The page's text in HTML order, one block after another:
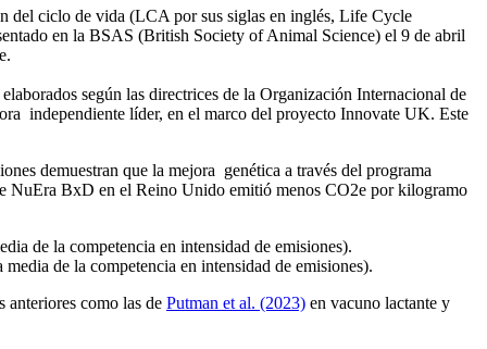
del ciclo de vida (LCA por sus siglas en inglés, Life Cycle
en la BSAS (British Society of Animal Science) el 9 de abril
según las directrices de la Organización Internacional de
independiente líder, en el marco del proyecto Innovate UK. Este
demuestran que la mejora genética a través del programa
NuEra BxD en el Reino Unido emitió menos CO2e por kilogramo
de la competencia en intensidad de emisiones).
de la competencia en intensidad de emisiones).
anteriores como las de Putman et al. (2023) en vacuno lactante y